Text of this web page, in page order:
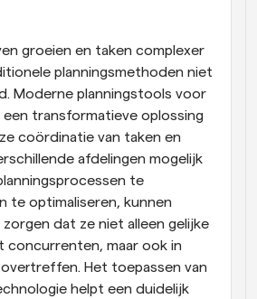
planning met AI-gestuurde
oproepen
en herinneringen
van het laatste nieuws en updates
binnen enkele minuten
Links
met meerdere mensen
groeien en taken complexer
planningsmethoden niet
Moderne planningstools voor
een transformatieve oplossing
coördinatie van taken en
afdelingen mogelijk
te
te optimaliseren, kunnen
dat ze niet alleen gelijke
concurrenten, maar ook in
Het toepassen van
helpt een duidelijk